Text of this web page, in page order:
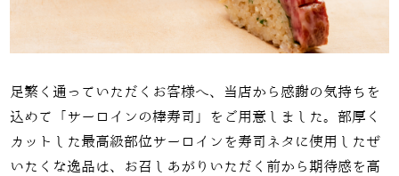
足繁く通っていただくお客様へ、当店から感謝の気持ちを
込めて「サーロインの棒寿司」をご用意しました。部厚く
カットした最高級部位サーロインを寿司ネタに使用したぜ
いたくな逸品は、お召しあがりいただく前から期待感を高